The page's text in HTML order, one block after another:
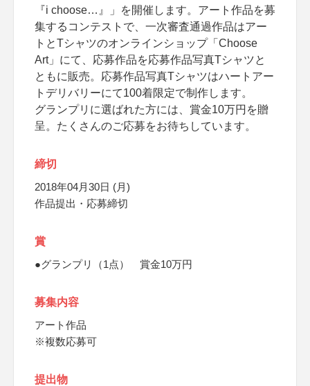
『i choose…』」を開催します。アート作品を募
集するコンテストで、一次審査通過作品はアー
トとTシャツのオンラインショップ「Choose
Art」にて、応募作品を応募作品写真Tシャツと
ともに販売。応募作品写真Tシャツはハートアー
トデリバリーにて100着限定で制作します。
グランプリに選ばれた方には、賞金10万円を贈
呈。たくさんのご応募をお待ちしています。
締切
2018年04月30日 (月)
作品提出・応募締切
賞
●グランプリ（1点） 賞金10万円
募集内容
アート作品
※複数応募可
提出物